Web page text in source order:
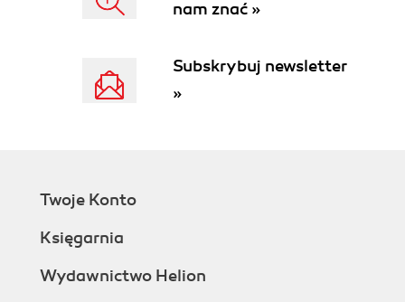
Fedora Packages
6. Planning Nova Deployment
Virtualization Technology
Database
7. Installing Nova
Installing Nova with StackOps
nam znać »
Subskrybuj newsletter
»
Twoje Konto
Księgarnia
Wydawnictwo Helion